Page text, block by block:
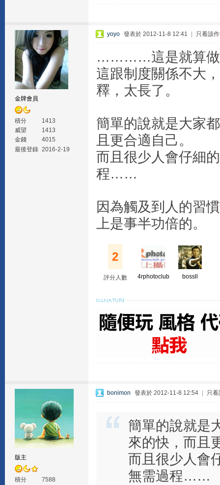
金牌會員
積分
1413
威望
1413
金錢
4015
最後登錄 2016-2-19
yoyo 發表於 2012-11-8 12:41 只看該
…………這是就算做
這跟制度關係不大
釋，太長了。
簡單的說就是大家
且更合適自己。
而且很少人會仔細
程……
因為觸及到人的習
上是事半功倍的。
2
評分人數 4rphotoclub bossll
版主
積分
7588
bonimon 發表於 2012-11-8 12:54 只看
簡單的說就是
來的快，而且
而且很少人會
無需過程……